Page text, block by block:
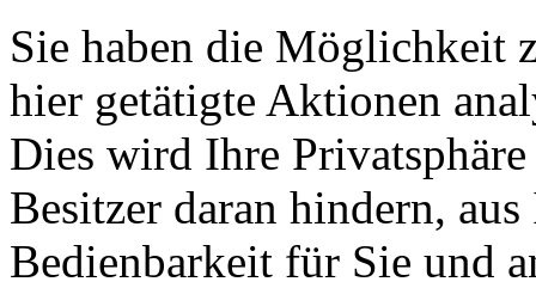
Sie haben die Möglichkeit
hier getätigte Aktionen
Dies wird Ihre
Besitzer daran hindern,
Bedienbarkeit für Sie und